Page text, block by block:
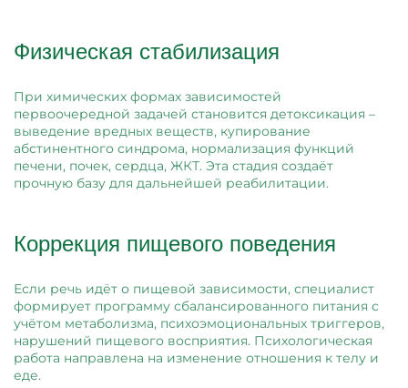
Физическая стабилизация
При химических формах зависимостей
первоочередной задачей становится детоксикация –
выведение вредных веществ, купирование
абстинентного синдрома, нормализация функций
печени, почек, сердца, ЖКТ. Эта стадия создаёт
прочную базу для дальнейшей реабилитации.
Коррекция пищевого поведения
Если речь идёт о пищевой зависимости, специалист
формирует программу сбалансированного питания с
учётом метаболизма, психоэмоциональных триггеров,
нарушений пищевого восприятия. Психологическая
работа направлена на изменение отношения к телу и
еде.